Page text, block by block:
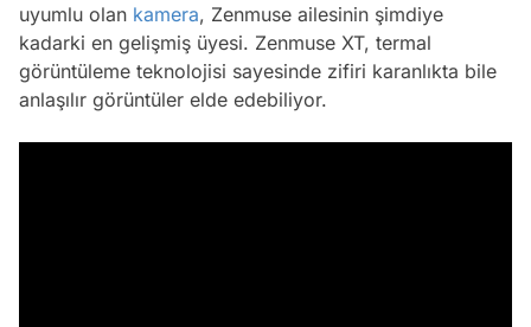
uyumlu olan kamera, Zenmuse ailesinin şimdiye
kadarki en gelişmiş üyesi. Zenmuse XT, termal
görüntüleme teknolojisi sayesinde zifiri karanlıkta bile
anlaşılır görüntüler elde edebiliyor.